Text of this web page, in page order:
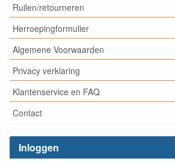
Ruilen/retourneren
Herroepingformulier
Algemene Voorwaarden
Privacy verklaring
Klantenservice en FAQ
Contact
Inloggen